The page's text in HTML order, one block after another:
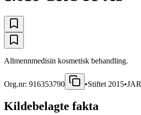
Allmennmedisin kosmetisk behandling.
Org.nr: 916353790 •Stiftet 2015•JAR
Kildebelagte fakta